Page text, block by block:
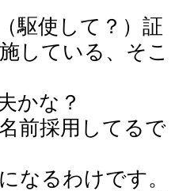
駆使して？）証
している、そこ
かな？
前採用してるで
なるわけです。